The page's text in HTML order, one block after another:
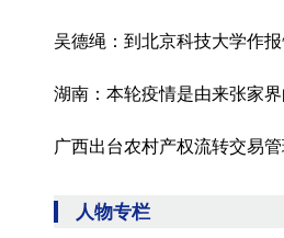
吴德绳：到北京科技大学作
湖南：本轮疫情是由来张家
广西出台农村产权流转交易
人物专栏